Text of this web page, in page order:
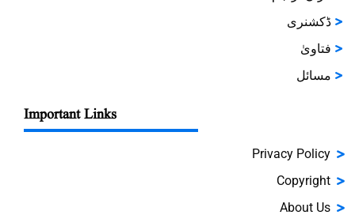
ڈکشنری
فتاویٰ
مسائل
Important Links
Privacy Policy
Copyright
About Us